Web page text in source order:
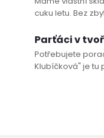
cuku letu. Bez
Parťáci v
Potřebujete
Klubíčková" je tu